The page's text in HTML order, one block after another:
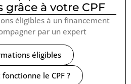
grâce à votre CPF
éligibles à un financement
par un expert
éligibles
le CPF ?